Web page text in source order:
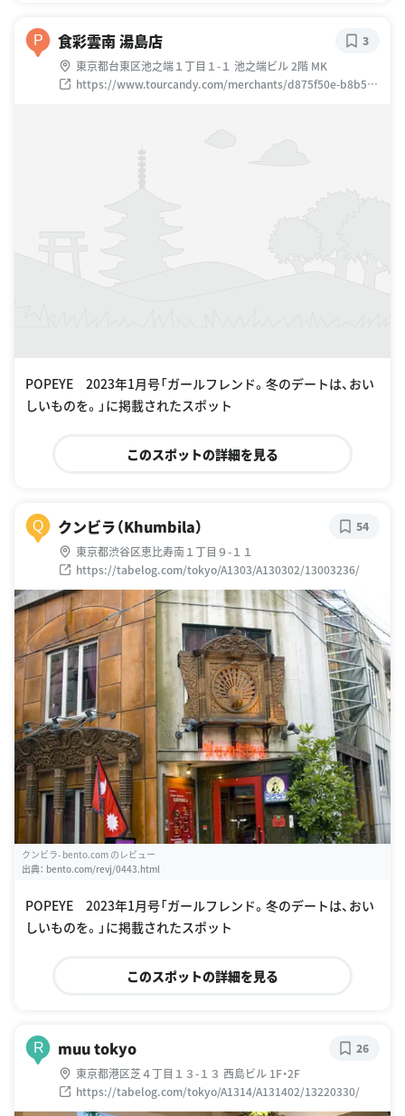
P 食彩雲南 湯島店
東京都台東区池之端１丁目１-１ 池之端ビル 2階 MK
https://www.tourcandy.com/merchants/d875f50e-b8b5-
3
POPEYE 2023年1月号「ガールフレンド。冬のデートは、おい
しいものを。」に掲載されたスポット
このスポットの詳細を見る
Q クンビラ（Khumbila）
東京都渋谷区恵比寿南１丁目９-１１
https://tabelog.com/tokyo/A1303/A130302/13003236/
54
クンビラ- bento.com のレビュー
出典： bento.com/revj/0443.html
POPEYE 2023年1月号「ガールフレンド。冬のデートは、おい
しいものを。」に掲載されたスポット
このスポットの詳細を見る
R muu tokyo
東京都港区芝４丁目１３-１３ 西島ビル 1F・2F
https://tabelog.com/tokyo/A1314/A131402/13220330/
26